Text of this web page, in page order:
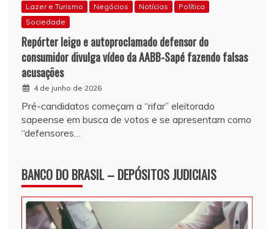
Lazer e Turismo
Negócios Notícias
Política
Sociedade
Repórter leigo e autoproclamado defensor do
consumidor divulga vídeo da AABB-Sapé fazendo falsas
acusações
4 de junho de 2026
Pré-candidatos começam a “rifar” eleitorado
sapeense em busca de votos e se apresentam como
“defensores…
BANCO DO BRASIL – DEPÓSITOS JUDICIAIS